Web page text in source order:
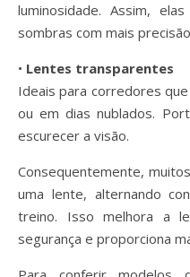
luminosidade. Assim,
sombras com mais
• Lentes transparentes
Ideais para corredores
ou em dias nublados.
escurecer a visão.
Consequentemente,
uma lente, alternando
treino. Isso melhora a
segurança e proporciona